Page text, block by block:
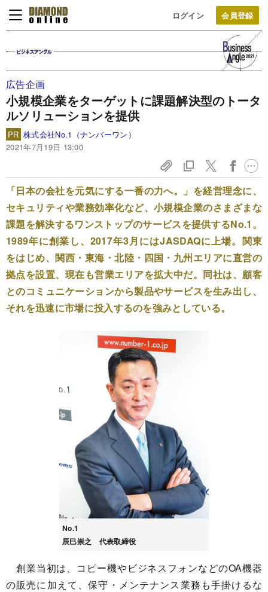
ログイン
広告企画
小規模企業をターゲットに課題解決型のトータ
ルソリューションを提供
PR 株式会社No.1（ナンバーワン）
2021年7月19日 13:00
「日本の会社を元気にする一番の力へ。」を経営理念に、
セキュリティや業務効率化など、小規模企業のさまざまな
課題を解決するワンストップのサービスを提供するNo.1。
1989年に創業し、2017年3月にはJASDAQに上場。関東
をはじめ、関西・東海・北陸・四国・九州エリアに直営の
拠点を設置、現在も営業エリアを拡大中だ。同社は、顧客
とのコミュニケーションから製品やサービスを生み出し、
それを迅速に市場に投入するのを強みとしている。
No.1
辰巳崇之 代表取締役
創業当初は、コピー機やビジネスフォンなどのOA機器
の販売に加えて、保守・メンテナンス業務も手掛けるな